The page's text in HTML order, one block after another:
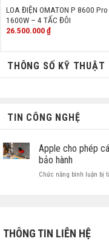
LOA ĐIỆN OMATON P 8600
1600W – 4 TẤC ĐÔI
26.500.000₫
THÔNG SỐ KỸ THUẬT
TIN CÔNG NGHỆ
Apple cho phép
bảo hành
Chức năng bình luận bị
THÔNG TIN LIÊN HỆ